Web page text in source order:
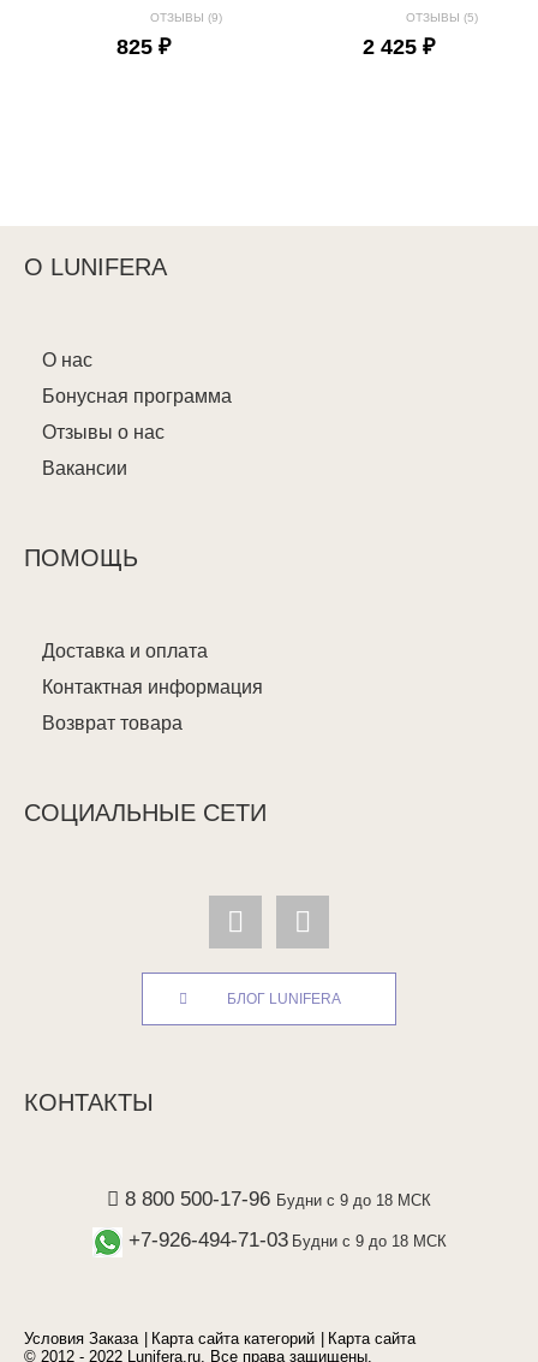
ОТЗЫВЫ (9)
825 ₽
ОТЗЫВЫ (5)
2 425 ₽
О LUNIFERA
О нас
Бонусная программа
Отзывы о нас
Вакансии
ПОМОЩЬ
Доставка и оплата
Контактная информация
Возврат товара
СОЦИАЛЬНЫЕ СЕТИ
БЛОГ LUNIFERA
КОНТАКТЫ
8 800 500-17-96 Будни с 9 до 18 МСК
+7-926-494-71-03 Будни с 9 до 18 МСК
Условия Заказа Карта сайта категорий
Карта сайта
© 2012 - 2022 Lunifera.ru. Все права защищены.